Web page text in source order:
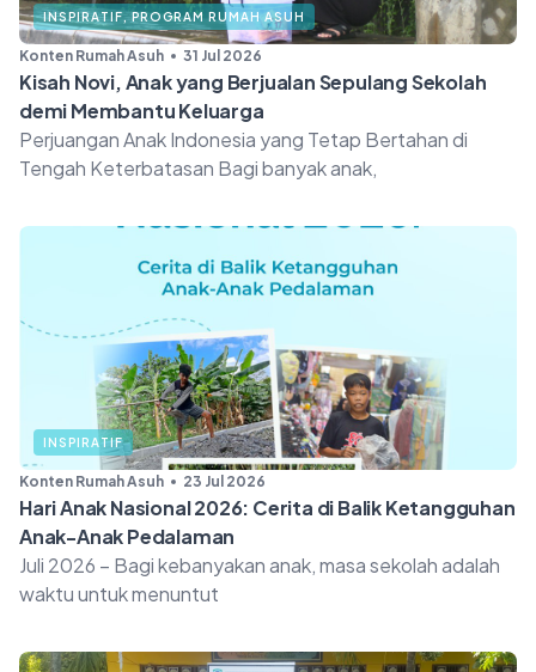
INSPIRATIF,PROGRAM RUMAH ASUH
Konten Rumah Asuh 31 Jul 2026
Kisah Novi, Anak yang Berjualan Sepulang Sekolah
demi Membantu Keluarga
Perjuangan Anak Indonesia yang Tetap Bertahan di
Tengah Keterbatasan Bagi banyak anak,
INSPIRATIF
Konten Rumah Asuh 23 Jul 2026
Hari Anak Nasional 2026: Cerita di Balik Ketangguhan
Anak-Anak Pedalaman
Juli 2026 – Bagi kebanyakan anak, masa sekolah adalah
waktu untuk menuntut